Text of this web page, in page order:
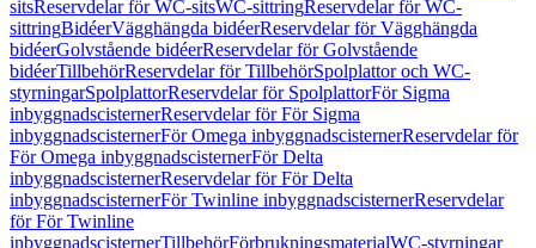
sitsReservdelar för WC-sitsWC-sittringReservdelar för WC-
sittringBidéerVägghängda bidéerReservdelar för Vägghängda
bidéerGolvstående bidéerReservdelar för Golvstående
bidéerTillbehörReservdelar för TillbehörSpolplattor och WC-
styrningarSpolplattorReservdelar för SpolplattorFör Sigma
inbyggnadscisternerReservdelar för För Sigma
inbyggnadscisternerFör Omega inbyggnadscisternerReservdelar för
För Omega inbyggnadscisternerFör Delta
inbyggnadscisternerReservdelar för För Delta
inbyggnadscisternerFör Twinline inbyggnadscisternerReservdelar
för För Twinline
inbyggnadscisternerTillbehörFörbrukningsmaterialWC-styrningar